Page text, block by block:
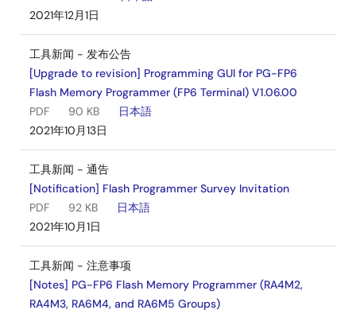
2021年12月1日
工具新闻 - 发布公告
[Upgrade to revision] Programming GUI for PG-FP6
Flash Memory Programmer (FP6 Terminal) V1.06.00
PDF
90 KB
日本語
2021年10月13日
工具新闻 - 通告
[Notification] Flash Programmer Survey Invitation
PDF
92 KB
日本語
2021年10月1日
工具新闻 - 注意事项
[Notes] PG-FP6 Flash Memory Programmer (RA4M2,
RA4M3, RA6M4, and RA6M5 Groups)